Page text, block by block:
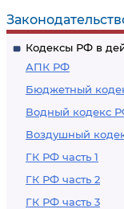
Кодексы РФ в
АПК РФ
Бюджетный
Водный кодекс
Воздушный
ГК РФ часть 1
ГК РФ часть 2
ГК РФ часть 3